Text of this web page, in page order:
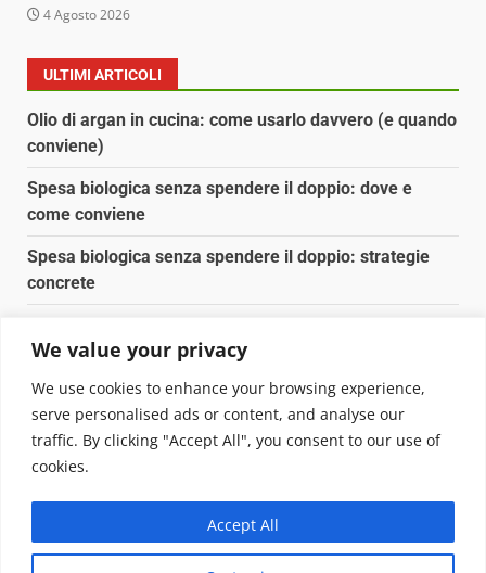
We value your privacy
We use cookies to enhance your browsing experience,
serve personalised ads or content, and analyse our
traffic. By clicking "Accept All", you consent to our use of
cookies.
Accept All
4 Agosto 2026
ULTIMI ARTICOLI
Olio di argan in cucina: come usarlo davvero (e quando
conviene)
Spesa biologica senza spendere il doppio: dove e
come conviene
Spesa biologica senza spendere il doppio: strategie
concrete
Pulizia naturale della casa: 3 ingredienti che
sostituiscono 10 prodotti chimici
Copyright © 2025 Biopianeta.it proprietà di Jws Media
Questo blog non è una testata giornalistica, in quanto
viene aggiornato senza alcuna periodicità. Non può
pertanto considerarsi un prodotto editoriale ai sensi